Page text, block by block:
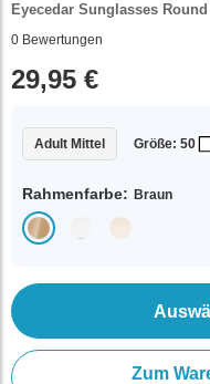
Eyecedar Sunglasses
0 Bewertungen
29,95 €
Adult Mittel Größe: 50
Rahmenfarbe: Braun
Zum